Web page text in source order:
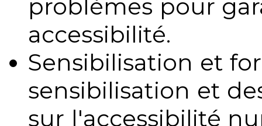
problèmes pour
accessibilité.
Sensibilisation et
sensibilisation et
sur l'accessibilité